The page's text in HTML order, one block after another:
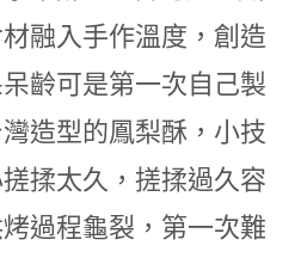
融入手作溫度，創造
齡可是第一次自己製
造型的鳳梨酥，小技
揉太久，搓揉過久容
過程龜裂，第一次難